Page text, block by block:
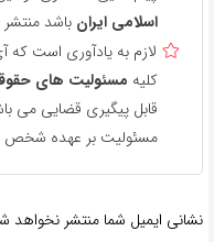
اسلامی ایران باشد
لازم به یادآوری است
کلیه مسئولیت های
قابل پیگیری قضایی می
مسئولیت بر عهده شخص
نشانی ایمیل شما منتشر نخواهد